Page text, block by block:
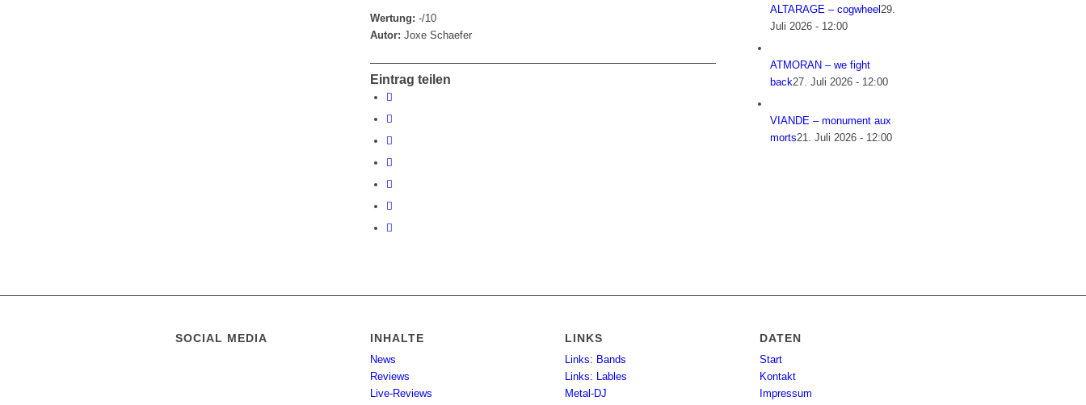
Wertung: -/10
Autor: Joxe Schaefer
Eintrag teilen
ALTARAGE – cogwheel29.
Juli 2026 - 12:00
ATMORAN – we fight
back27. Juli 2026 - 12:00
VIANDE – monument aux
morts21. Juli 2026 - 12:00
SOCIAL MEDIA INHALTE
News
Reviews
Live-Reviews
LINKS
Links: Bands
Links: Lables
Metal-DJ
DATEN
Start
Kontakt
Impressum